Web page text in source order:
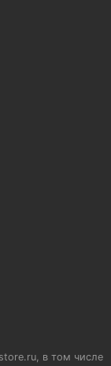
в том числе